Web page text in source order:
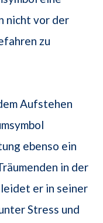
nicht vor der
zu
Aufstehen
ebenso ein
in der
er in seiner
Stress und